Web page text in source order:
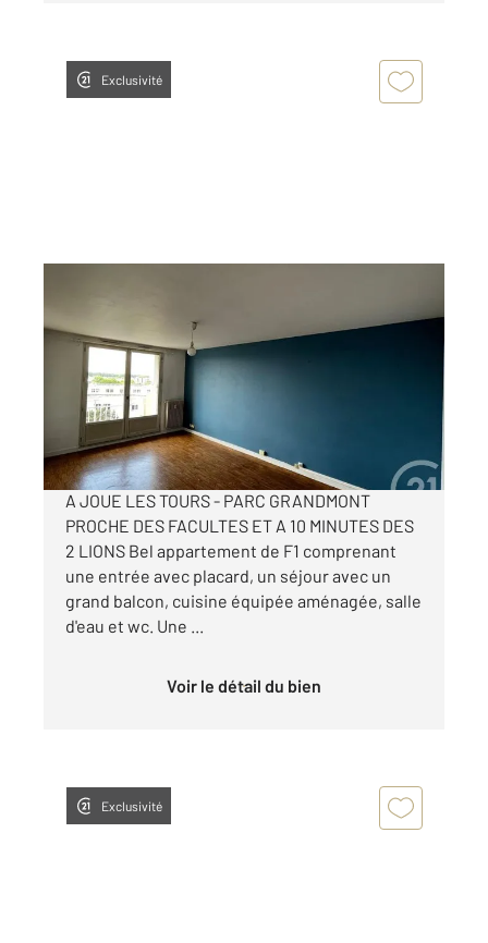
Exclusivité
Ref : 19465
Appartement F1 à louer
542 €
par mois charges comprises
A JOUE LES TOURS - PARC GRANDMONT
PROCHE DES FACULTES ET A 10 MINUTES DES
2 LIONS Bel appartement de F1 comprenant
une entrée avec placard, un séjour avec un
grand balcon, cuisine équipée aménagée, salle
d'eau et wc. Une ...
Voir le détail du bien
Exclusivité